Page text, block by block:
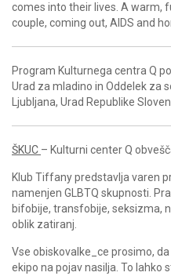
comes into their lives. A warm,
couple, coming out, AIDS and
Program Kulturnega centra Q
Urad za mladino in Oddelek za
Ljubljana, Urad Republike
ŠKUC – Kulturni center Q
Klub Tiffany predstavlja varen
namenjen GLBTQ skupnosti.
bifobije, transfobije, seksizma,
oblik zatiranj.
Vse obiskovalke_ce prosimo,
ekipo na pojav nasilja. To lahko